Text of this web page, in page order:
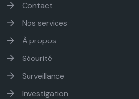
Contact
Nos services
À propos
Sécurité
Surveillance
Investigation